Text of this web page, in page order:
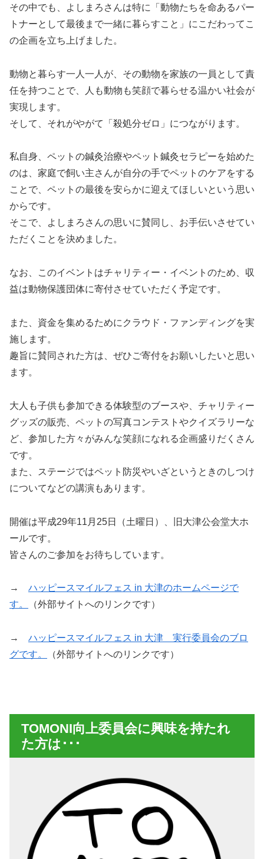
その中でも、よしまろさんは特に「動物たちを命あるパー
トナーとして最後まで一緒に暮らすこと」にこだわってこ
の企画を立ち上げました。
動物と暮らす一人一人が、その動物を家族の一員として責
任を持つことで、人も動物も笑顔で暮らせる温かい社会が
実現します。
そして、それがやがて「殺処分ゼロ」につながります。
私自身、ペットの鍼灸治療やペット鍼灸セラピーを始めた
のは、家庭で飼い主さんが自分の手でペットのケアをする
ことで、ペットの最後を安らかに迎えてほしいという思い
からです。
そこで、よしまろさんの思いに賛同し、お手伝いさせてい
ただくことを決めました。
なお、このイベントはチャリティー・イベントのため、収
益は動物保護団体に寄付させていただく予定です。
また、資金を集めるためにクラウド・ファンディングを実
施します。
趣旨に賛同された方は、ぜひご寄付をお願いしたいと思い
ます。
大人も子供も参加できる体験型のブースや、チャリティー
グッズの販売、ペットの写真コンテストやクイズラリーな
ど、参加した方々がみんな笑顔になれる企画盛りだくさん
です。
また、ステージではペット防災やいざというときのしつけ
についてなどの講演もあります。
開催は平成29年11月25日（土曜日）、旧大津公会堂大ホ
ールです。
皆さんのご参加をお待ちしています。
→ ハッピースマイルフェス in 大津のホームページで
す。
（外部サイトへのリンクです）
→ ハッピースマイルフェス in 大津 実行委員会のブロ
グです。
（外部サイトへのリンクです）
TOMONI向上委員会に興味を持たれ
た方は･･･